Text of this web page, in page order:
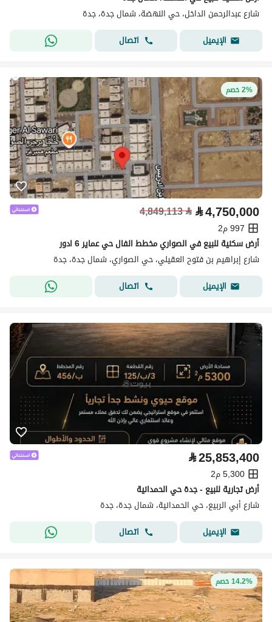
شارع عبدالرحمن الداخل، حي النهضة، شمال جدة، جدة
الإيميل
اتصال
2% خصم
⃁4,750,000
⃁
4,849,113
997 م2
أرض سكنية للبيع في الصواري مخطط الفال حي عماير 6 ادور
شارع إبراهيم بن فتوح العقيلي، حي الصواري، شمال جدة، جدة
الإيميل
اتصال
⃁25,853,400
5,300 م2
أرض تجارية للبيع - جدة حي الحمدانية
شارع أبي الربيع، حي الحمدانية، شمال جدة، جدة
الإيميل
اتصال
14.2% خصم